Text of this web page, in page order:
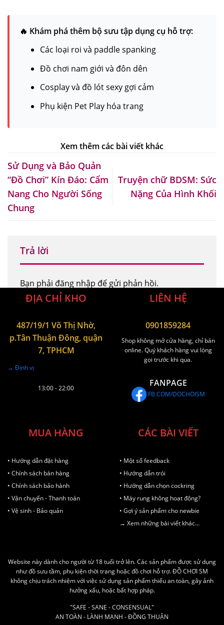
🔥 Khám phá thêm bộ sưu tập dụng cụ hỗ trợ:
Các loại roi và paddle spanking
Đồ chơi nam giới và đôn dên
Cosplay và đồ lót sexy gợi cảm
Phụ kiện Pet Play hóa trang
Sử Dụng và Bảo Quản
“Đồ Chơi” Kín Đáo: Cẩm
Nang Cho Người Sống
Chung
Truyện chữ BDSM: Sức
Nặng Của Hình Khối
Trả lời
Bạn phải đăng nhập để gửi phản hồi.
ĐỊA CHỈ KHO
487/19/1 Võ Thị Nhờ,
p.Tân Thuận Đông, quận
7, TPHCM
→ Định vị
13:00 - 22:00
LIÊN HỆ
0901859284
Shop không mở cửa hàng, chỉ bán
online. Quý khách hàng vui lòng
gọi trước khi qua.
FANPAGE
FB.COM/DOCHOISM
MUA HÀNG
• Hướng dẫn đặt hàng
• Chính sách bán hàng
• Chính sách bảo hành
• Vận chuyển - Thanh toán
• Vệ sinh - Bảo quản
CÁC BÀI VIẾT
• Một số feedback
• Hướng dẫn trói
• Hướng dẫn chọn cockring
• Máy rung không hoạt động?
• Gợi ý sản phẩm cho newbie
→ Xem những bài viết khác...
Website này dành cho người từ 18 tuổi trở lên. Các sản phẩm được sử dụng
như đồ sưu tầm, phụ kiện thời trang hoặc đồ chơi hỗ trợ. ĐỒ CHƠI SM
không chịu trách nhiệm với việc sử dụng sản phẩm thiếu an toàn, gây ảnh
hưởng xấu, hoặc bất hợp pháp.
"SAFE - SANE - CONSENSUAL"
AN TOÀN - LÀNH MẠNH - ĐỒNG THUẬN